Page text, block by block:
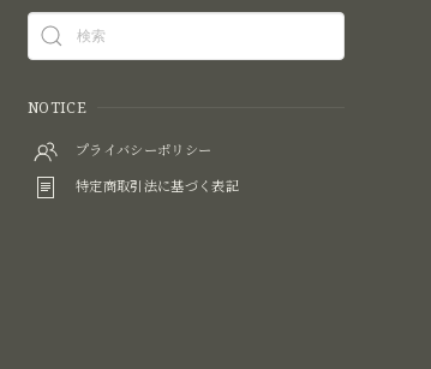
NOTICE
プライバシーポリシー
特定商取引法に基づく表記